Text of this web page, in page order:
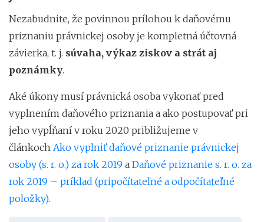
Nezabudnite, že povinnou prílohou k daňovému
priznaniu právnickej osoby je kompletná účtovná
závierka, t. j. súvaha, výkaz ziskov a strát aj
poznámky.
Aké úkony musí právnická osoba vykonať pred
vyplnením daňového priznania a ako postupovať pri
jeho vypĺňaní v roku 2020 približujeme v
článkoch Ako vyplniť daňové priznanie právnickej
osoby (s. r. o.) za rok 2019 a Daňové priznanie s. r. o. za
rok 2019 – príklad (pripočítateľné a odpočítateľné
položky).